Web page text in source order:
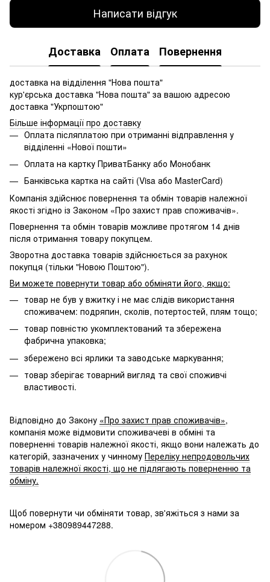
Написати відгук
Доставка Оплата Повернення
доставка на відділення "Нова пошта"
кур'єрська доставка "Нова пошта" за вашою адресою
доставка "Укрпоштою"
Більше інформації про доставку
Оплата післяплатою при отриманні відправлення у
відділенні «Нової пошти»
Оплата на картку ПриватБанку або Монобанк
Банківська картка на сайті (Visa або MasterCard)
Компанія здійснює повернення та обмін товарів належної
якості згідно із Законом «Про захист прав споживачів».
Повернення та обмін товарів можливе протягом 14 днів
після отримання товару покупцем.
Зворотна доставка товарів здійснюється за рахунок
покупця (тільки "Новою Поштою").
Ви можете повернути товар або обміняти його, якщо:
товар не був у вжитку і не має слідів використання
споживачем: подряпин, сколів, потертостей, плям тощо;
товар повністю укомплектований та збережена
фабрична упаковка;
збережено всі ярлики та заводське маркування;
товар зберігає товарний вигляд та свої споживчі
властивості.
Відповідно до Закону «Про захист прав споживачів»,
компанія може відмовити споживачеві в обміні та
поверненні товарів належної якості, якщо вони належать до
категорій, зазначених у чинному Переліку непродовольчих
товарів належної якості, що не підлягають поверненню та
обміну.
Щоб повернути чи обміняти товар, зв'яжіться з нами за
номером +380989447288.